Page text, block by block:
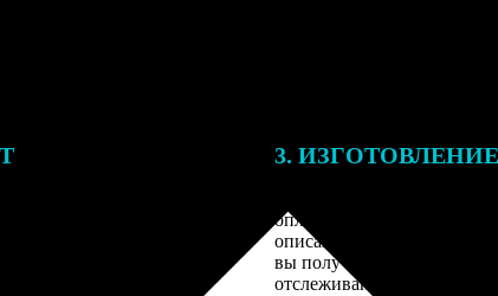
3. ИЗГОТОВЛЕНИЕ
оплаты получите
описанием заказа. Когда
вы получите письмо с
отслеживания.